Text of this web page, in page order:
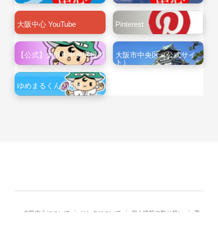
大阪中心 YouTube Pinterest
【公式】大阪市中央区役所
大阪市中央区（公式サイ
ト）
ゆめまるくんの部屋
大阪中心について リンクについて 個人情報の取り扱い
著